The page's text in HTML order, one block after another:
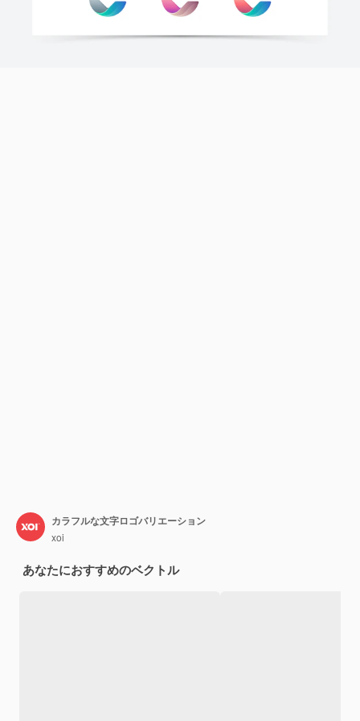
カラフルな文字ロゴバリエーション
xoi
あなたにおすすめのベクトル